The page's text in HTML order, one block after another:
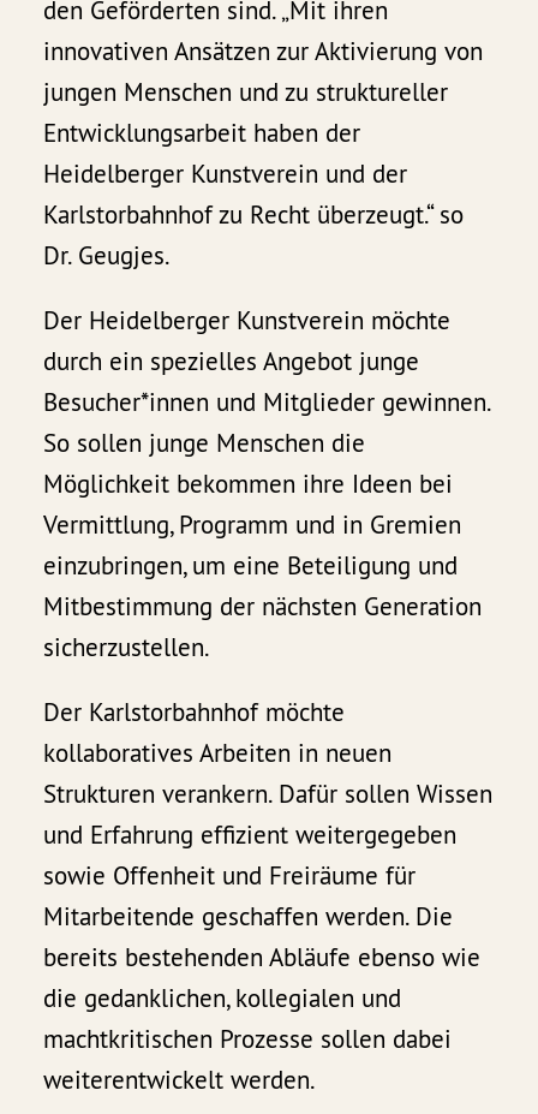
den Geförderten sind. „Mit ihren
innovativen Ansätzen zur Aktivierung von
jungen Menschen und zu struktureller
Entwicklungsarbeit haben der
Heidelberger Kunstverein und der
Karlstorbahnhof zu Recht überzeugt.“ so
Dr. Geugjes.
Der Heidelberger Kunstverein möchte
durch ein spezielles Angebot junge
Besucher*innen und Mitglieder gewinnen.
So sollen junge Menschen die
Möglichkeit bekommen ihre Ideen bei
Vermittlung, Programm und in Gremien
einzubringen, um eine Beteiligung und
Mitbestimmung der nächsten Generation
sicherzustellen.
Der Karlstorbahnhof möchte
kollaboratives Arbeiten in neuen
Strukturen verankern. Dafür sollen Wissen
und Erfahrung effizient weitergegeben
sowie Offenheit und Freiräume für
Mitarbeitende geschaffen werden. Die
bereits bestehenden Abläufe ebenso wie
die gedanklichen, kollegialen und
machtkritischen Prozesse sollen dabei
weiterentwickelt werden.